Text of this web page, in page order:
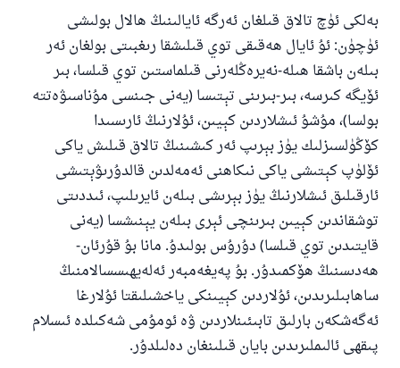
بەلكى ئۈچ تالاق قىلغان ئەرگە ئايالىنىڭ ھالال بولىشى
ئۈچۈن: ئۇ ئايال ھەقىقى توي قىلىشقا رىغبىتى بولغان ئەر
بىلەن باشقا ھىلە-نەيرەڭلەرنى قىلماستىن توي قىلسا، بىر
ئۆيگە كىرسە، بىر-بىرىنى تېتىسا (يەنى جىنسى مۇناسىۋەتتە
بولسا)، مۇشۇ ئىشلاردىن كېيىن، ئۇلارنىڭ ئارىسىدا
كۆڭۈلسىزلىك يۈز بېرىپ ئەر كىشىنىڭ تالاق قىلىش ياكى
ئۆلۈپ كېتىشى ياكى نىكاھنى ئەمەلدىن قالدۇرىۋېتىشى
ئارقىلىق ئىشلارنىڭ يۈز بېرىشى بىلەن ئايرىلىپ، ئىددىتى
توشقاندىن كېيىن بىرىنچى ئېرى بىلەن يېنىشسا (يەنى
قايتىدىن توي قىلسا) دۇرۇس بولىدۇ. مانا بۇ قۇرئان-
ھەدىسنىڭ ھۆكمىدۇر. بۇ پەيغەمبەر ئەلەيھىسسالامنىڭ
ساھابىلىرىدىن، ئۇلاردىن كېيىنكى ياخشىلىقتا ئۇلارغا
ئەگەشكەن بارلىق تابىئىنلاردىن ۋە ئومۇمى شەكىلدە ئىسلام
پىقھى ئالىملىرىدىن بايان قىلىنغان دەلىلدۇر.